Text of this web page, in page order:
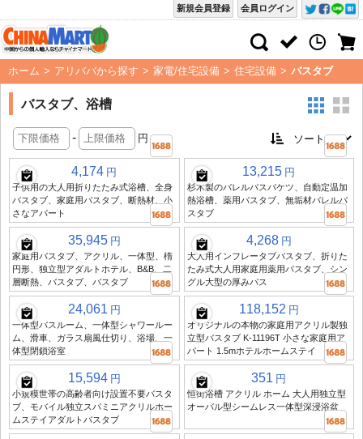
会員ログイン
新規会員登録
ホーム > アリババから探す > 家電/住宅設備 > 住宅設備 > バスタブ
バスタブ、浴槽
- 円
4,174 円
子供用の大人用折りたたみ式浴槽、全身
バスタブ、家庭用バスタブ、断熱材、小
さなアパート
13,215 円
杉木製のバレルバスバケツ、自動定温加
熱浴槽、薬用バスタブ、無垢材バレルバ
スタブ
35,945 円
家庭用バスタブ、アクリル、一体型、楕
円形、独立型アダルトホテル、B&B、二
層断熱、バスタブ、バスタブ
4,268 円
大人用インフレータブバスタブ、折りた
たみ式大人用家庭用薬用バスタブ、シン
グル大型の厚みバス
24,061 円
一体型バスルーム、一体型シャワールー
ム、滑車、ガラス扇風仕切り、浴場、一
体型閉鎖浴室
118,152 円
オリジナルの本物の家庭用アクリル製独
立型バスタブ K-11196T 小さな家庭用ア
パート 1.5mホテルホームステイ
15,594 円
小規模世帯の高齢者向け設置不要バスタ
ブ、モバイル独立スパミニアクリルホー
ムステイアダルトバスタブ
351 円
恒街浴槽 アクリル ホーム 大人用独立型
オーバル型シームレス一体型深浸浴盆